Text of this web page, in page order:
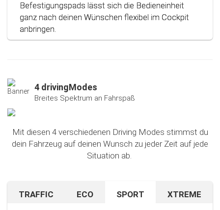
Befestigungspads lässt sich die Bedieneinheit
ganz nach deinen Wünschen flexibel im Cockpit
anbringen.
4 drivingModes
Breites Spektrum an Fahrspaß
Mit diesen 4 verschiedenen Driving Modes stimmst du
dein Fahrzeug auf deinen Wunsch zu jeder Zeit auf jede
Situation ab.
TRAFFIC ECO SPORT XTREME
Bist du auf unbekanntem Terrain oder in dichtem
Sparen beim Fahren? Mit diesem cleveren
Falls du nach dem Ausprobieren unseres Sport-